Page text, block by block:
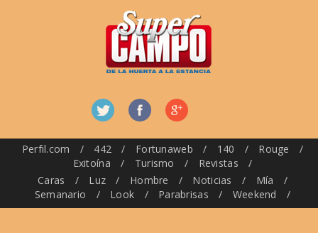
Perfil.com / 442 / Fortunaweb / 140 / Rouge
/
Exitoína
/ Turismo / Revistas
/
Caras
/ Luz / Hombre / Noticias / Mía
/
Semanario
/ Look / Parabrisas / Weekend /